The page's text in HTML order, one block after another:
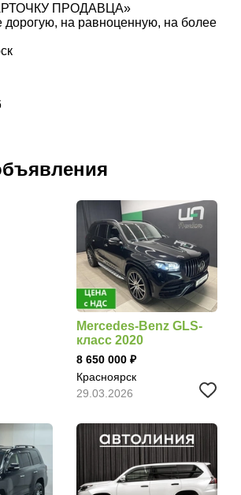
ПРОДАВЦА»
на равноценную, на более
Mercedes-Benz GLS-
класс 2020
8 650 000
Красноярск
29.03.2026